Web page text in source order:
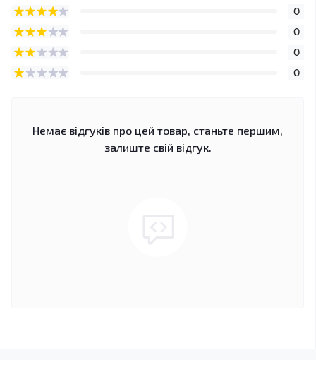
0
0
0
0
Немає відгуків про цей товар, станьте першим,
залиште свій відгук.